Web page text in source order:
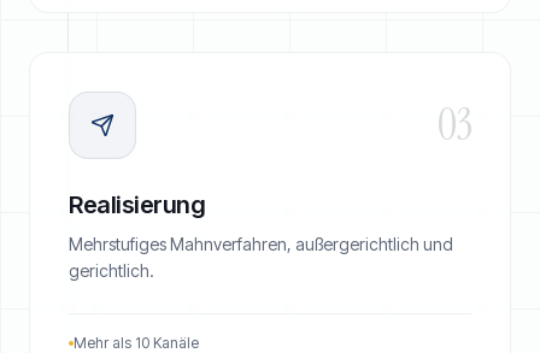
03
Realisierung
Mehrstufiges Mahnverfahren, außergerichtlich und
gerichtlich.
Mehr als 10 Kanäle